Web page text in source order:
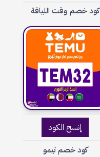
كود خصم وقت اللياقة
إنسخ الكود
كود خصم تيمو